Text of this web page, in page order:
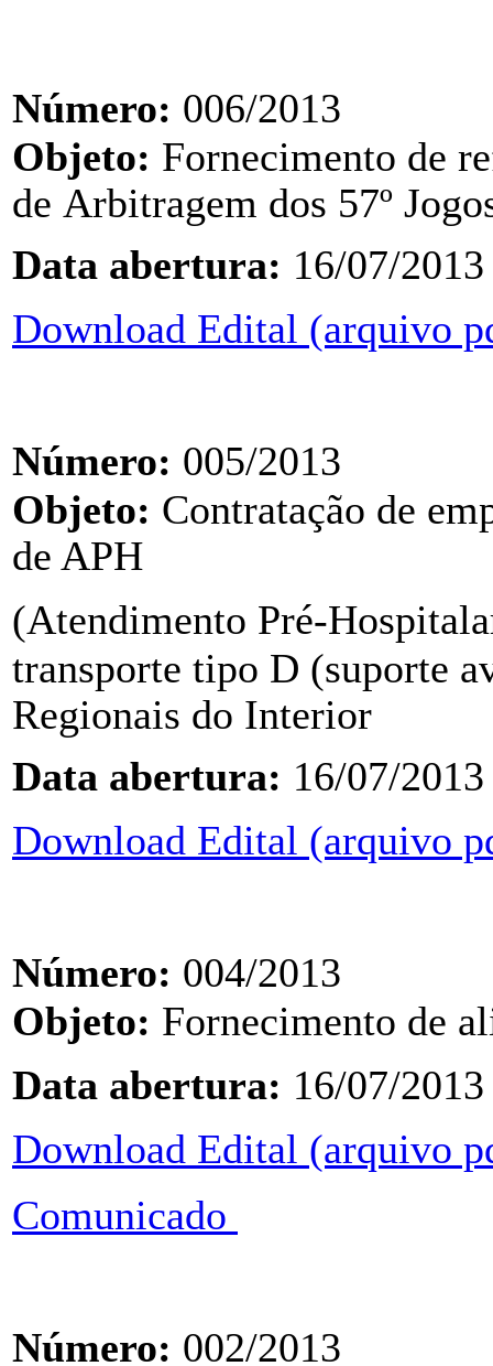
Número: 006/2013
Objeto: Fornecimento de
de Arbitragem dos 57º
Data abertura: 16/07/2013
Download Edital (arquivo
Número: 005/2013
Objeto: Contratação de
de APH
(Atendimento Pré-
transporte tipo D (suporte
Regionais do Interior
Data abertura: 16/07/2013
Download Edital (arquivo
Número: 004/2013
Objeto: Fornecimento de
Data abertura: 16/07/2013
Download Edital (arquivo
Comunicado
Número: 002/2013